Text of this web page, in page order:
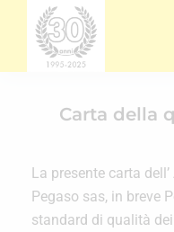
contenuto
Carta della
La presente carta
Pegaso sas, in breve
standard di qualità